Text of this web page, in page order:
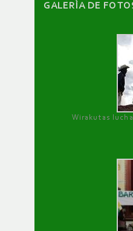
GALERÌA DE
Wirakutas